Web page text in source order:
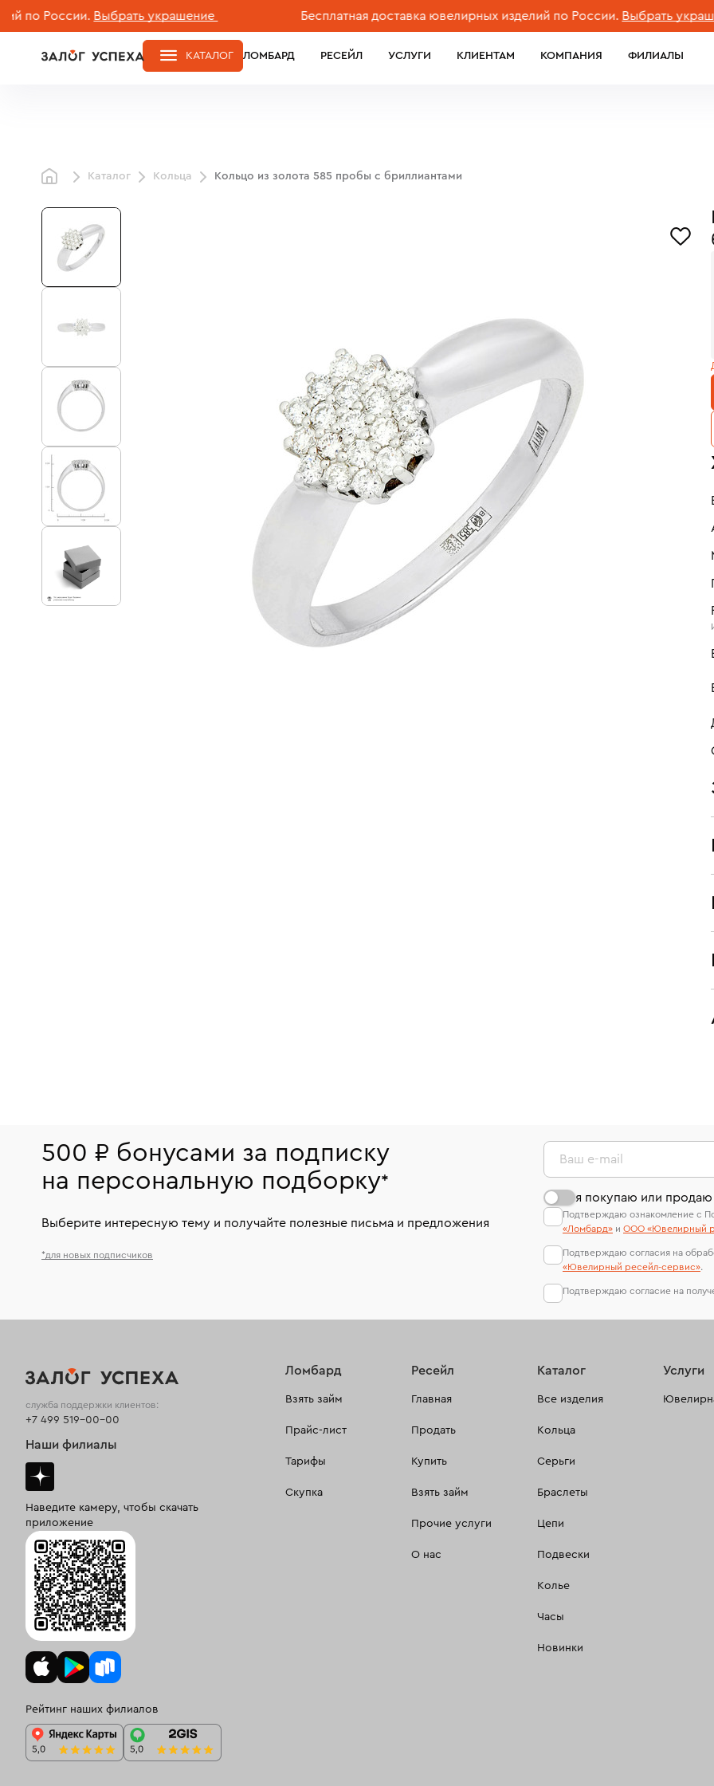
России. Выбрать украшение Бесплатная доставка ювелирных изделий по России. Выбрать украшение
ЛОМБАРД РЕСЕЙЛ УСЛУГИ КЛИЕНТАМ КОМПАНИЯ ФИЛИАЛЫ
КАТАЛОГ
Каталог Кольца Кольцо из золота 585 пробы с бриллиантами
500 ₽ бонусами за подписку
на персональную подборку*
Выберите интересную тему и получайте полезные письма и предложения
*для новых подписчиков
Ваш e-mail
я покупаю или
Подтверждаю ознакомление с
«Ломбард» и ООО «Ювелирный
Подтверждаю согласия на
«Ювелирный ресейл-сервиc».
Подтверждаю согласие на
Ломбард
Взять займ
Прайс-лист
Тарифы
Скупка
Ресейл
Главная
Продать
Купить
Взять займ
Прочие услуги
О нас
Каталог
Все изделия
Кольца
Серьги
Браслеты
Цепи
Подвески
Колье
Часы
Новинки
Услуги
служба поддержки клиентов:
+7 499 519-00-00
Наши филиалы
Наведите камеру, чтобы скачать
приложение
Рейтинг наших филиалов